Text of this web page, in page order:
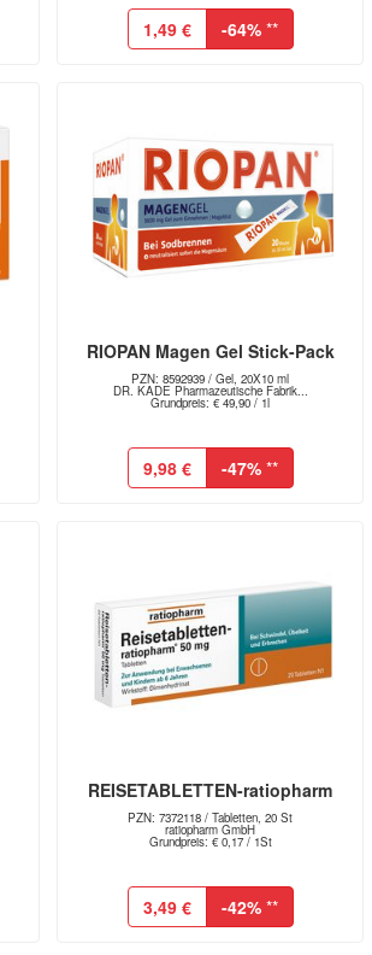
1,49 € -64%**
RIOPAN Magen Gel Stick-Pack
PZN: 8592939 / Gel, 20X10 ml
DR. KADE Pharmazeutische Fabrik...
Grundpreis: € 49,90 / 1l
9,98 € -47%**
REISETABLETTEN-ratiopharm
PZN: 7372118 / Tabletten, 20 St
ratiopharm GmbH
Grundpreis: € 0,17 / 1St
3,49 € -42%**